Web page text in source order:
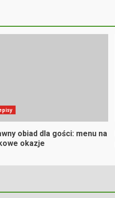
obiad dla gości: menu na
okazje